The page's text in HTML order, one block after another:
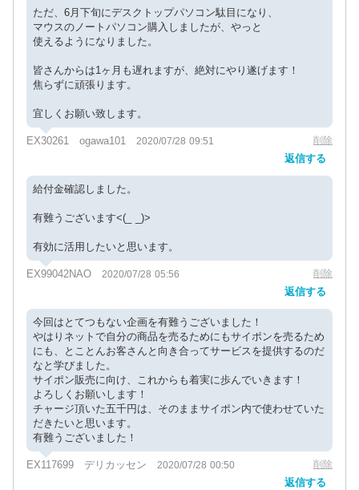
ただ、6月下旬にデスクトップパソコン駄目になり、
マウスのノートパソコン購入しましたが、やっと
使えるようになりました。
皆さんからは1ヶ月も遅れますが、絶対にやり遂げます！
焦らずに頑張ります。
宜しくお願い致します。
EX30261 ogawa101 2020/07/28 09:51 削除
返信する
給付金確認しました。
有難うございます<(_ _)>
有効に活用したいと思います。
EX99042NAO 2020/07/28 05:56 削除
返信する
今回はとてつもない企画を有難うございました！
やはりネットで自分の商品を売るためにもサイポンを売るため
にも、とことんお客さんと向き合ってサービスを提供するのだ
なと学びました。
サイポン販売に向け、これからも着実に歩んでいきます！
よろしくお願いします！
チャージ頂いた五千円は、そのままサイポン内で使わせていた
だきたいと思います。
有難うございました！
EX117699 デリカッセン 2020/07/28 00:50 削除
返信する